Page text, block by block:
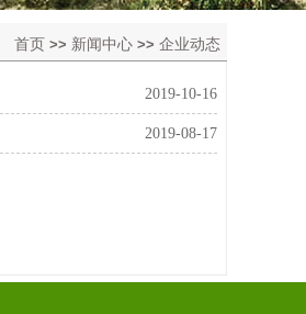
首页 >> 新闻中心 >> 企业动态
2019-10-16
2019-08-17